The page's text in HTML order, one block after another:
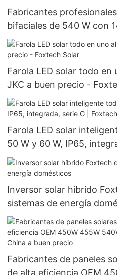
Fabricantes
bifaciales de 540 W con
sección y alta eficiencia.
Farola LED solar todo en
JKC a buen precio -
Farola LED solar
50 W y 60 W, IP65,
Solar
Inversor solar híbrido
sistemas de energía
Fabricantes de paneles
de alta eficiencia OEM